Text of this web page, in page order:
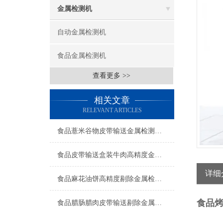
金属检测机
自动金属检测机
食品金属检测机
查看更多 >>
相关文章
RELEVANT ARTICLES
食品薏米谷物皮带输送金属检测机工厂生产
食品皮带输送盒装牛肉高精度金属检测机操作简单
食品麻花油饼高精度剔除金属检测机厂家
食品腊肠腊肉皮带输送剔除金属检测机简介
详细
食品